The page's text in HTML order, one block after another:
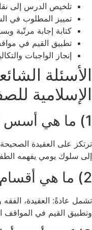
تلخيص الدرس إلى
تمييز المطلوب في
كتابة إجابة مرتّبة
تطبيق القيم في
إنجاز الواجبات
الأسئلة
الإسلامية
1) ما هي أسس التربية الإسلامية؟
ترتكز على العقيدة
إلى سلوك يومي يفهمه
2) ما هي أقسام التربية الإسلامية؟
تشمل عادةً: العقيدة، الفقه
وتطبيق القيم في المواقف